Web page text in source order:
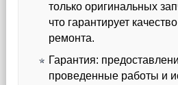
только оригинальных
что гарантирует
ремонта.
Гарантия:
проведенные работы и